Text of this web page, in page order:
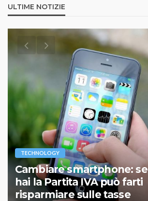
ULTIME NOTIZIE
TECHNOLOGY
Cambiare smartphone: se
hai la Partita IVA può farti
risparmiare sulle tasse